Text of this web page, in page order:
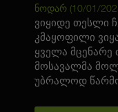
ნოდარ (10/01/
ვიყიდე თესლი
კმაყოფილი
ყველა
მოსავალმა
უბრალოდ